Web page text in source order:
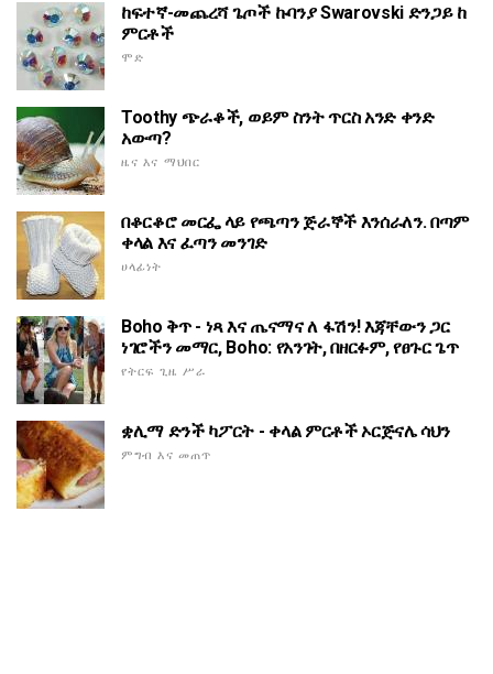
ከፍተኛ-መጨረሻ ጌጦች ኩባንያ Swarovski ድንጋይ ከ
ምርቶች
ሞድ
Toothy ጭራቆች, ወይም ስንት ጥርስ አንድ ቀንድ
አውጣ?
ዜና እና ማህበር
በቆርቆሮ መርፌ ላይ የጫጣን ጅራኞች እንሰራለን. በጣም
ቀላል እና ፈጣን መንገድ
ሀላፊነት
Boho ቅጥ - ነጻ እና ጤናማና ለ ፋሽን! እጃቸውን ጋር
ነገሮችን መማር, Boho: የአንገት, በዘርፉም, የፀጉር ጌጥ
የትርፍ ጊዜ ሥራ
ቋሊማ ድንች ካፖርት - ቀላል ምርቶች ኦርጅናሌ ሳህን
ምግብ እና መጠጥ